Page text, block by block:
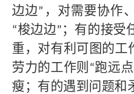
边边” ，对需要协作
“梭边边”；有的接受
重，对有利可图的工
劳力的工作则 “跑远点
瘦；有的遇到问题和